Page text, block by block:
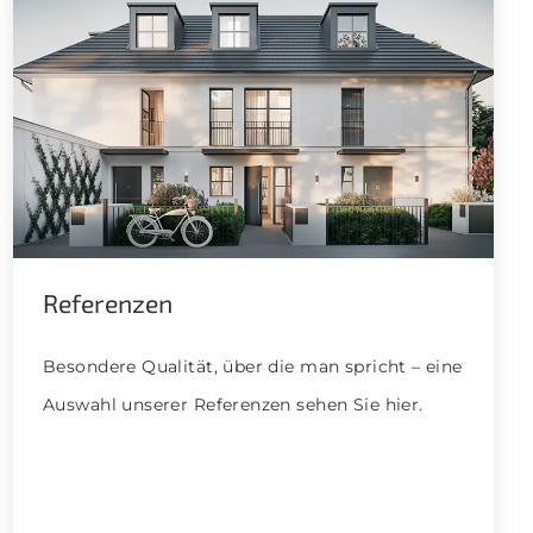
Referenzen
Besondere Qualität, über die man spricht – eine
Auswahl unserer Referenzen sehen Sie hier.